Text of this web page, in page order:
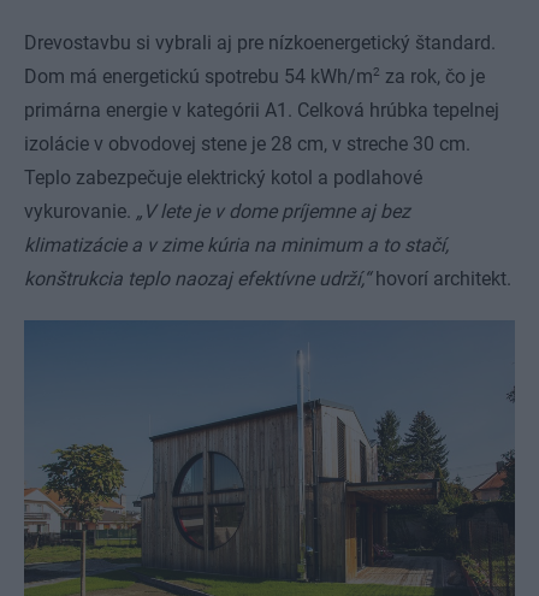
Drevostavbu si vybrali aj pre nízkoenergetický štandard.
Dom má energetickú spotrebu 54 kWh/m2 za rok, čo je
primárna energie v kategórii A1. Celková hrúbka tepelnej
izolácie v obvodovej stene je 28 cm, v streche 30 cm.
Teplo zabezpečuje elektrický kotol a podlahové
vykurovanie. „V lete je v dome príjemne aj bez
klimatizácie a v zime kúria na minimum a to stačí,
konštrukcia teplo naozaj efektívne udrží,“hovorí architekt.